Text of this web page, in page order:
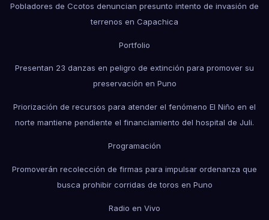
Pobladores de Ccotos denuncian presunto intento de invasión de
terrenos en Capachica
Portfolio
Presentan 23 danzas en peligro de extinción para promover su
preservación en Puno
Priorización de recursos para atender el fenómeno El Niño en el
norte mantiene pendiente el financiamiento del hospital de Juli.
Programación
Promoverán recolección de firmas para impulsar ordenanza que
busca prohibir corridas de toros en Puno
Radio en Vivo